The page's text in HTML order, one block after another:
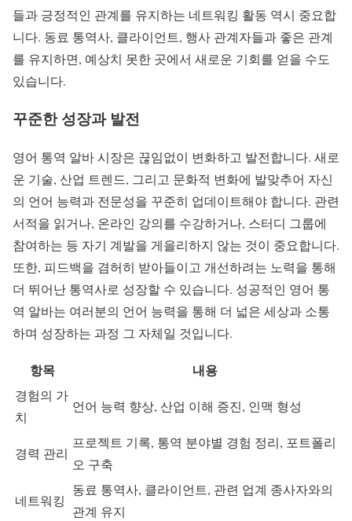
들과 긍정적인 관계를 유지하는 네트워킹 활동 역시 중요합
니다. 동료 통역사, 클라이언트, 행사 관계자들과 좋은 관계
를 유지하면, 예상치 못한 곳에서 새로운 기회를 얻을 수도
있습니다.
꾸준한 성장과 발전
영어 통역 알바 시장은 끊임없이 변화하고 발전합니다. 새로
운 기술, 산업 트렌드, 그리고 문화적 변화에 발맞추어 자신
의 언어 능력과 전문성을 꾸준히 업데이트해야 합니다. 관련
서적을 읽거나, 온라인 강의를 수강하거나, 스터디 그룹에
참여하는 등 자기 계발을 게을리하지 않는 것이 중요합니다.
또한, 피드백을 겸허히 받아들이고 개선하려는 노력을 통해
더 뛰어난 통역사로 성장할 수 있습니다. 성공적인 영어 통
역 알바는 여러분의 언어 능력을 통해 더 넓은 세상과 소통
하며 성장하는 과정 그 자체일 것입니다.
항목 내용
경험의 가
치
언어 능력 향상, 산업 이해 증진, 인맥 형성
경력 관리
프로젝트 기록, 통역 분야별 경험 정리, 포트폴리
오 구축
네트워킹
동료 통역사, 클라이언트, 관련 업계 종사자와의
관계 유지